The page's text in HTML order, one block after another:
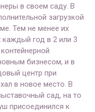
в своем саду. В
загрузкой
Тем не менее их
каждый год в 2 или 3
бизнесом, и в
центр при
в новое место. В
сад, на то
присоединился к